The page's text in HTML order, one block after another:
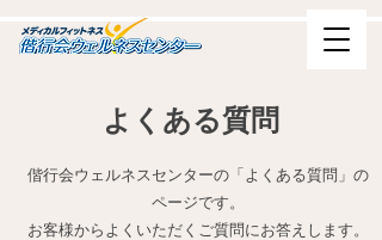
よくある質問
偕行会ウェルネスセンターの「よくある質問」の
ページです。
お客様からよくいただくご質問に​お答えします。